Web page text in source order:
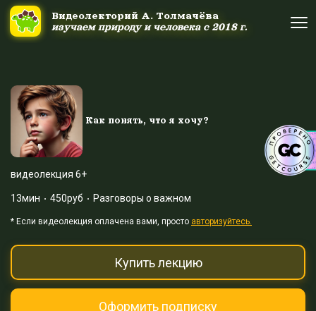
Ссылка на это место страницы: #uppage
Видеолекторий А. Толмачёва
изучаем природу и человека с 2018 г.
Научные шоу и путешествия
Выйти
Видеолекторий А. Толмачёва
изучаем природу и человека с 2018 г.
Научные шоу и путешествия
Войти
Как понять, что я хочу?
видеолекция 6+
13мин 450руб Разговоры о важном
* Eсли видеолекция оплачена вами, просто авторизуйтесь.
Купить лекцию
Оформить подписку